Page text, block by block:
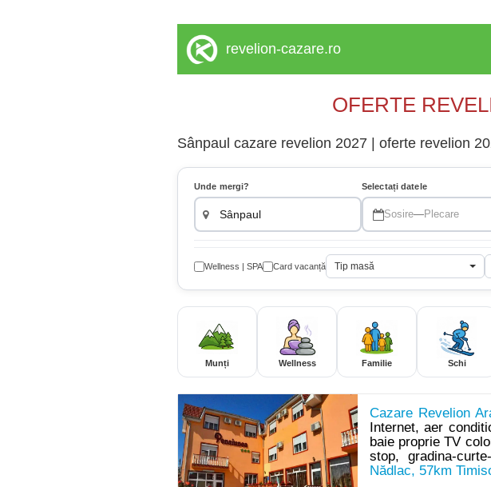
revelion-cazare.ro
OFERTE
Sânpaul cazare revelion 2027 | oferte revelion
Unde mergi? Selectați datele
Sosire—Plecare
Wellness | SPA Card vacanță Tip masă
Munți Wellness Familie Schi
Cazare Revelion
Internet, aer
baie proprie TV
stop, gradina-
Nădlac, 57km